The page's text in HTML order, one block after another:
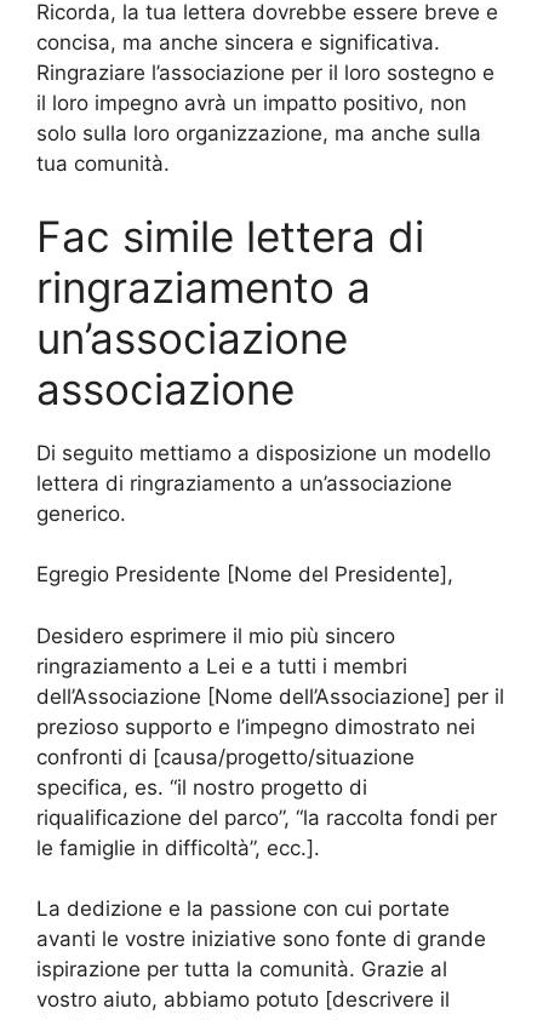
Ricorda, la tua lettera dovrebbe essere breve e
concisa, ma anche sincera e significativa.
Ringraziare l’associazione per il loro sostegno e
il loro impegno avrà un impatto positivo, non
solo sulla loro organizzazione, ma anche sulla
tua comunità.
Fac simile lettera di
ringraziamento a
un’associazione
associazione
Di seguito mettiamo a disposizione un modello
lettera di ringraziamento a un’associazione
generico.
Egregio Presidente [Nome del Presidente],
Desidero esprimere il mio più sincero
ringraziamento a Lei e a tutti i membri
dell’Associazione [Nome dell’Associazione] per il
prezioso supporto e l’impegno dimostrato nei
confronti di [causa/progetto/situazione
specifica, es. “il nostro progetto di
riqualificazione del parco”, “la raccolta fondi per
le famiglie in difficoltà”, ecc.].
La dedizione e la passione con cui portate
avanti le vostre iniziative sono fonte di grande
ispirazione per tutta la comunità. Grazie al
vostro aiuto, abbiamo potuto [descrivere il